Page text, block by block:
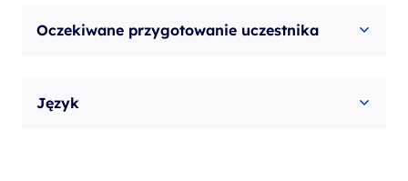
Oczekiwane przygotowanie uczestnika
Język